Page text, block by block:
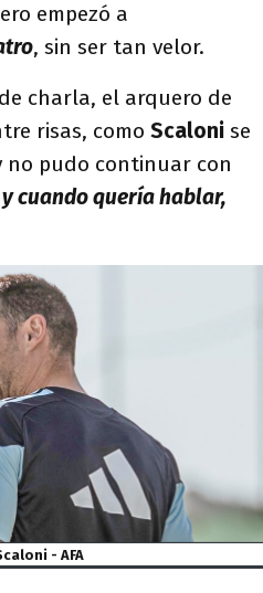
empezó a
, sin ser tan velor.
charla, el arquero de
risas, como Scaloni se
no pudo continuar con
cuando quería hablar,
- AFA